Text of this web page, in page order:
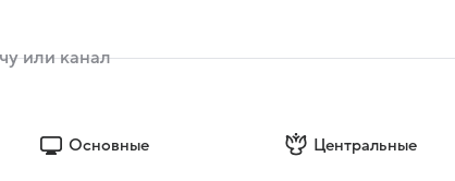
Основные Центральные